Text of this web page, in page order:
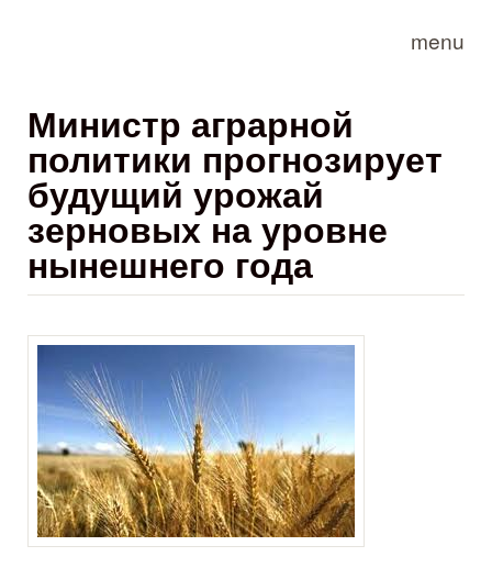
menu
Министр аграрной
политики прогнозирует
будущий урожай
зерновых на уровне
нынешнего года